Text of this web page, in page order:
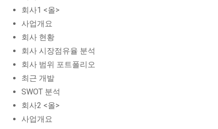
회사1 <올>
사업개요
회사 현황
회사 시장점유율 분석
회사 범위 포트폴리오
최근 개발
SWOT 분석
회사2 <올>
사업개요